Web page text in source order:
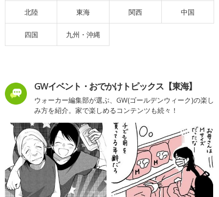
北陸 東海 関西 中国
四国 九州・沖縄
GWイベント・おでかけトピックス【東海】
ウォーカー編集部が選ぶ、GW(ゴールデンウィーク)の楽し
み方を紹介。家で楽しめるコンテンツも続々！